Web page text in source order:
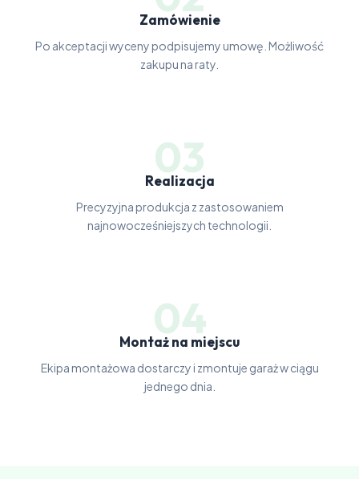
Zamówienie
Po akceptacji wyceny podpisujemy umowę. Możliwość
zakupu na raty.
03
Realizacja
Precyzyjna produkcja z zastosowaniem
najnowocześniejszych technologii.
04
Montaż na miejscu
Ekipa montażowa dostarczy i zmontuje garaż w ciągu
jednego dnia.